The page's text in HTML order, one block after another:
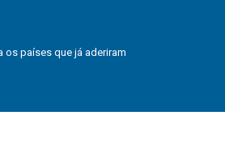
os países que já aderiram